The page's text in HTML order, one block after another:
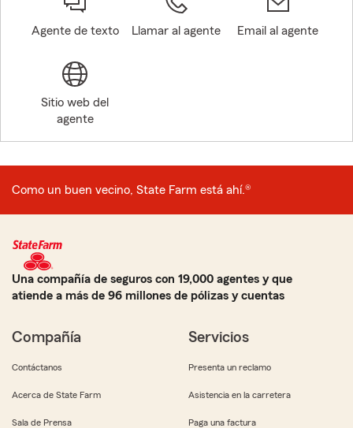
Agente de texto Llamar al agente Email al agente
Sitio web del
agente
Como un buen vecino, State Farm está ahí.®
Una compañía de seguros con 19,000 agentes y que
atiende a más de 96 millones de pólizas y cuentas
Compañía
Contáctanos
Acerca de State Farm
Sala de Prensa
Servicios
Presenta un reclamo
Asistencia en la carretera
Paga una factura